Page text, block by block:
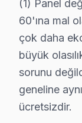
Koza Tefal
Mehmet
Tefal TV
Esenyurt
(1) Panel
60'ına mal
çok daha
büyük
sorunu
geneline
ücretsizdir.